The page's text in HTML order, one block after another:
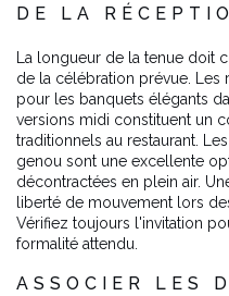
DE LA
La longueur de la tenue doit
de la célébration prévue. Les
pour les banquets élégants
versions midi constituent un
traditionnels au restaurant.
genou sont une excellente
décontractées en plein air.
liberté de mouvement lors
Vérifiez toujours l'invitation
formalité attendu.
ASSOCIER LES